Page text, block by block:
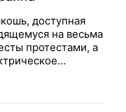
доступная
на весьма
протестами, а
должны грабить